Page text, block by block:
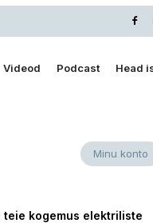
Videod Podcast Head
Minu konto
teie kogemus elektriliste